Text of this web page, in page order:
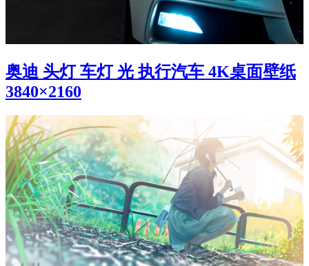
奥迪 头灯 车灯 光 执行汽车 4K桌面壁纸
3840×2160